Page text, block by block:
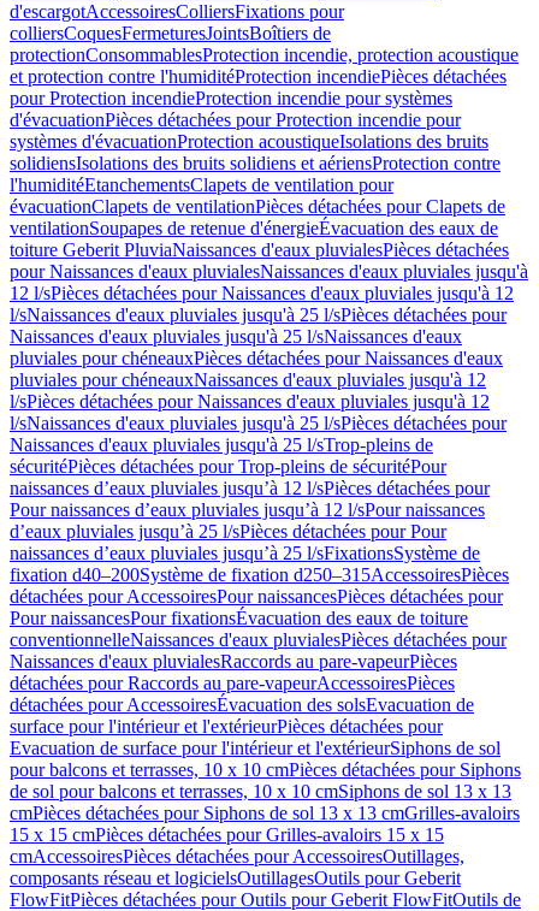
d'escargotAccessoiresColliersFixations pour
colliersCoquesFermeturesJointsBoîtiers de
protectionConsommablesProtection incendie, protection acoustique
et protection contre l'humiditéProtection incendiePièces détachées
pour Protection incendieProtection incendie pour systèmes
d'évacuationPièces détachées pour Protection incendie pour
systèmes d'évacuationProtection acoustiqueIsolations des bruits
solidiensIsolations des bruits solidiens et aériensProtection contre
l'humiditéEtanchementsClapets de ventilation pour
évacuationClapets de ventilationPièces détachées pour Clapets de
ventilationSoupapes de retenue d'énergieÉvacuation des eaux de
toiture Geberit PluviaNaissances d'eaux pluvialesPièces détachées
pour Naissances d'eaux pluvialesNaissances d'eaux pluviales jusqu'à
12 l/sPièces détachées pour Naissances d'eaux pluviales jusqu'à 12
l/sNaissances d'eaux pluviales jusqu'à 25 l/sPièces détachées pour
Naissances d'eaux pluviales jusqu'à 25 l/sNaissances d'eaux
pluviales pour chéneauxPièces détachées pour Naissances d'eaux
pluviales pour chéneauxNaissances d'eaux pluviales jusqu'à 12
l/sPièces détachées pour Naissances d'eaux pluviales jusqu'à 12
l/sNaissances d'eaux pluviales jusqu'à 25 l/sPièces détachées pour
Naissances d'eaux pluviales jusqu'à 25 l/sTrop-pleins de
sécuritéPièces détachées pour Trop-pleins de sécuritéPour
naissances d’eaux pluviales jusqu’à 12 l/sPièces détachées pour
Pour naissances d’eaux pluviales jusqu’à 12 l/sPour naissances
d’eaux pluviales jusqu’à 25 l/sPièces détachées pour Pour
naissances d’eaux pluviales jusqu’à 25 l/sFixationsSystème de
fixation d40–200Système de fixation d250–315AccessoiresPièces
détachées pour AccessoiresPour naissancesPièces détachées pour
Pour naissancesPour fixationsÉvacuation des eaux de toiture
conventionnelleNaissances d'eaux pluvialesPièces détachées pour
Naissances d'eaux pluvialesRaccords au pare-vapeurPièces
détachées pour Raccords au pare-vapeurAccessoiresPièces
détachées pour AccessoiresÉvacuation des solsEvacuation de
surface pour l'intérieur et l'extérieurPièces détachées pour
Evacuation de surface pour l'intérieur et l'extérieurSiphons de sol
pour balcons et terrasses, 10 x 10 cmPièces détachées pour Siphons
de sol pour balcons et terrasses, 10 x 10 cmSiphons de sol 13 x 13
cmPièces détachées pour Siphons de sol 13 x 13 cmGrilles-avaloirs
15 x 15 cmPièces détachées pour Grilles-avaloirs 15 x 15
cmAccessoiresPièces détachées pour AccessoiresOutillages,
composants réseau et logicielsOutillagesOutils pour Geberit
FlowFitPièces détachées pour Outils pour Geberit FlowFitOutils de